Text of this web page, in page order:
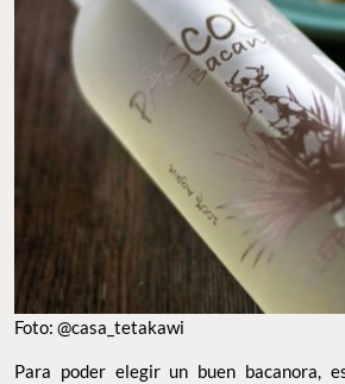
Foto: @casa_tetakawi
Para poder elegir un buen bacanora,